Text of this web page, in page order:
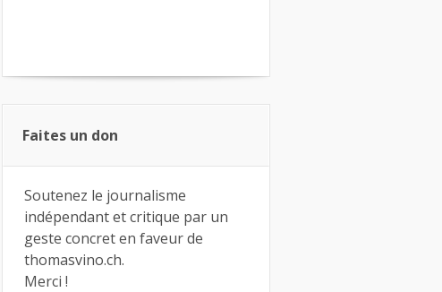
Faites un don
Soutenez le journalisme
indépendant et critique par un
geste concret en faveur de
thomasvino.ch.
Merci !